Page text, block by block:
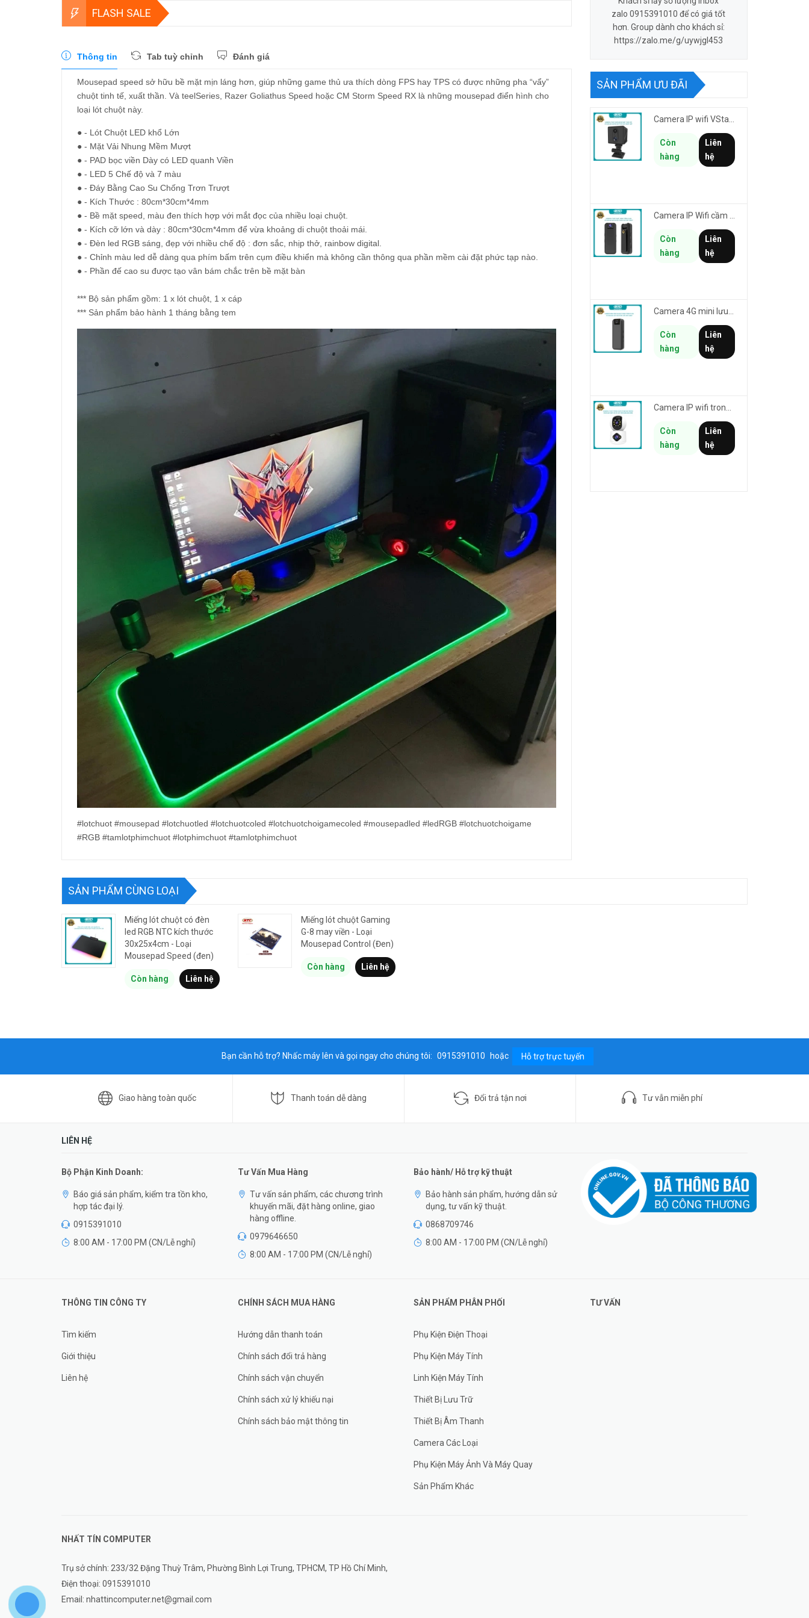
FLASH SALE
Thông tin Tab tuỳ chỉnh Đánh giá
Mousepad speed sở hữu bề mặt mịn láng hơn, giúp những game thủ ưa thích dòng FPS hay TPS có được những pha “vẩy”
chuột tinh tế, xuất thần. Và teelSeries, Razer Goliathus Speed hoặc CM Storm Speed RX là những mousepad điển hình cho
loại lót chuột này.
● - Lót Chuột LED khổ Lớn
● - Mặt Vải Nhung Mềm Mượt
● - PAD bọc viền Dày có LED quanh Viền
● - LED 5 Chế độ và 7 màu
● - Đáy Bằng Cao Su Chống Trơn Trượt
● - Kích Thước : 80cm*30cm*4mm
● - Bề mặt speed, màu đen thích hợp với mắt đọc của nhiều loại chuột.
● - Kích cỡ lớn và dày : 80cm*30cm*4mm để vừa khoảng di chuột thoải mái.
● - Đèn led RGB sáng, đẹp với nhiều chế độ : đơn sắc, nhịp thở, rainbow digital.
● - Chỉnh màu led dễ dàng qua phím bấm trên cụm điều khiển mà không cần thông qua phần mềm cài đặt phức tạp nào.
● - Phần đế cao su được tạo vân bám chắc trên bề mặt bàn
*** Bộ sản phẩm gồm: 1 x lót chuột, 1 x cáp
*** Sản phẩm bảo hành 1 tháng bằng tem
#lotchuot #mousepad #lotchuotled #lotchuotcoled #lotchuotchoigamecoled #mousepadled #ledRGB #lotchuotchoigame
#RGB #tamlotphimchuot #lotphimchuot #tamlotphimchuot
zalo 0915391010 để có giá tốt
hơn. Group dành cho khách sỉ:
https://zalo.me/g/uywjgl453
SẢN PHẨM ƯU ĐÃI
Camera IP wifi VStarcam CB70W pin 2000mAh 3MP FullHD 1080P - ghi hành trình làm Vlog cầm tay cài áo
Còn
hàng
Liên
hệ
Còn
hàng
Liên
hệ
Camera 4G mini lưu hành trình VSTARCAM CB77 phân giải 3MP FullHD 1080P - Action cam quay Vlog
Còn
hàng
Liên
hệ
Còn
hàng
Liên
hệ
SẢN PHẨM CÙNG LOẠI
Miếng lót chuột có đèn
led RGB NTC kích thước
30x25x4cm - Loại
Mousepad Speed (đen)
Còn hàng Liên hệ
Miếng lót chuột Gaming
G-8 may viền - Loại
Mousepad Control (Đen)
Còn hàng Liên hệ
Bạn cần hỗ trợ? Nhấc máy lên và gọi ngay cho chúng tôi: 0915391010 hoặc Hỗ trợ trực tuyến
Giao hàng toàn quốc Thanh toán dễ dàng Đổi trả tận nơi Tư vẫn miễn phí
LIÊN HỆ
Bộ Phận Kinh Doanh:
Báo giá sản phẩm, kiểm tra tồn kho,
hợp tác đại lý.
0915391010
8:00 AM - 17:00 PM (CN/Lễ nghỉ)
Tư Vấn Mua Hàng
Tư vấn sản phẩm, các chương trình
khuyến mãi, đặt hàng online, giao
hàng offline.
0979646650
8:00 AM - 17:00 PM (CN/Lễ nghỉ)
Bảo hành/ Hỗ trợ kỹ thuật
Bảo hành sản phẩm, hướng dẫn sử
dụng, tư vấn kỹ thuật.
0868709746
8:00 AM - 17:00 PM (CN/Lễ nghỉ)
THÔNG TIN CÔNG TY
Tìm kiếm
Giới thiệu
Liên hệ
CHÍNH SÁCH MUA HÀNG
Hướng dẫn thanh toán
Chính sách đổi trả hàng
Chính sách vận chuyển
Chính sách xử lý khiếu nại
Chính sách bảo mật thông tin
SẢN PHẨM PHÂN PHỐI
Phụ Kiện Điện Thoại
Phụ Kiện Máy Tính
Linh Kiện Máy Tính
Thiết Bị Lưu Trữ
Thiết Bị Âm Thanh
Camera Các Loại
Phụ Kiện Máy Ảnh Và Máy Quay
Sản Phẩm Khác
TƯ VẤN
NHẤT TÍN COMPUTER
Trụ sở chính: 233/32 Đặng Thuỳ Trâm, Phường Bình Lợi Trung, TPHCM, TP Hồ Chí Minh,
Điện thoại: 0915391010
Email: nhattincomputer.net@gmail.com